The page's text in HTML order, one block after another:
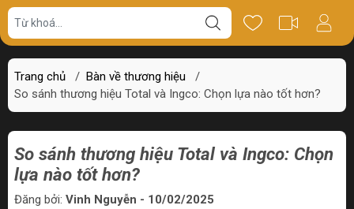
Trang chủ / Bàn về thương hiệu
/
So sánh thương hiệu Total và Ingco: Chọn lựa nào tốt hơn?
So sánh thương hiệu Total và Ingco: Chọn
lựa nào tốt hơn?
Đăng bởi: Vinh Nguyễn - 10/02/2025